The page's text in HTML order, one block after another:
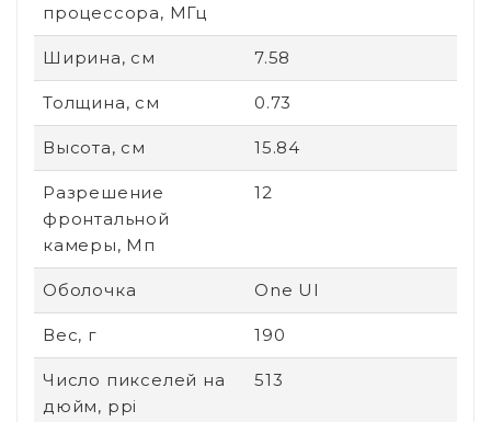
процессора, МГц
Ширина, см 7.58
Толщина, см 0.73
Высота, см 15.84
Разрешение
фронтальной
камеры, Мп
12
Оболочка One UI
Вес, г 190
Число пикселей на
дюйм, ppi
513